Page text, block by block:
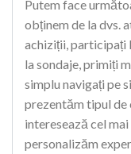
Putem face
obținem de la dvs.
achiziții, participați
la sondaje, primiți
simplu navigați pe
prezentăm tipul de
interesează cel
personalizăm